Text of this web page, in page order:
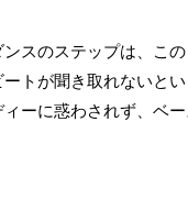
スのステップは、こ
トが聞き取れないと
ーに惑わされず、ベ